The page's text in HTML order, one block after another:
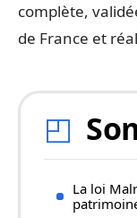
complète,
de France et
La loi